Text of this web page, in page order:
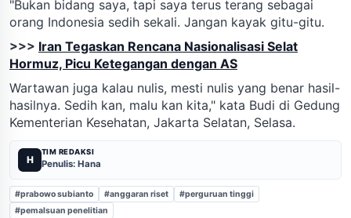
"Bukan bidang saya, tapi saya terus terang sebagai
orang Indonesia sedih sekali. Jangan kayak gitu-gitu.
>>> Iran Tegaskan Rencana Nasionalisasi Selat
Hormuz, Picu Ketegangan dengan AS
Wartawan juga kalau nulis, mesti nulis yang benar hasil-
hasilnya. Sedih kan, malu kan kita," kata Budi di Gedung
Kementerian Kesehatan, Jakarta Selatan, Selasa.
H
TIM REDAKSI
Penulis: Hana
#prabowo subianto #anggaran riset
#perguruan tinggi
#pemalsuan penelitian